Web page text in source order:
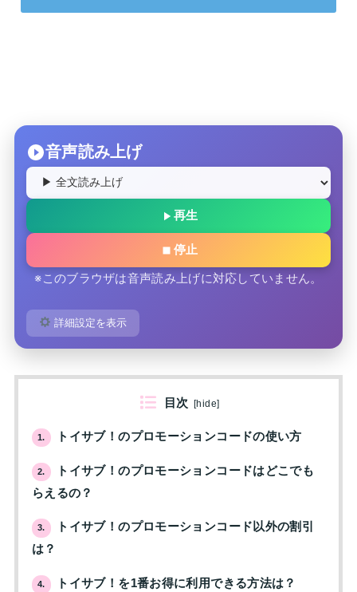
音声読み上げ
再生
停止
※このブラウザは音声読み上げに対応していません。
詳細設定を表示
目次 [hide]
1. トイサブ！のプロモーションコードの使い方
2.
トイサブ！のプロモーションコードはどこでも
らえるの？
3.
トイサブ！のプロモーションコード以外の割引
は？
4. トイサブ！を1番お得に利用できる方法は？